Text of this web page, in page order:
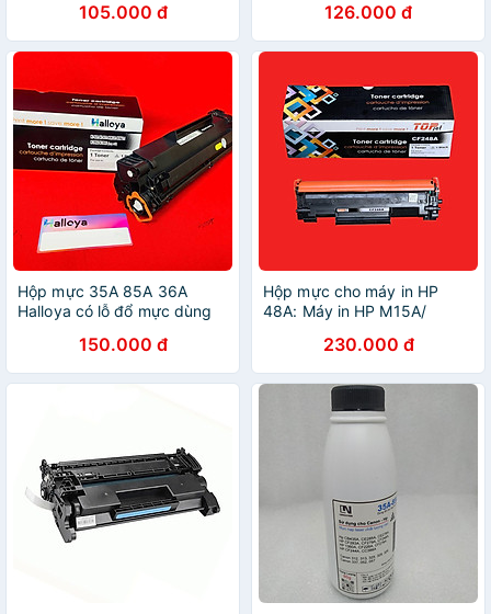
P1005/P1006/P1505/P1102/P1102W,
Canon 6030/6030W - Hàng
nhập khẩu
105.000 đ 126.000 đ
Hộp mực 35A 85A 36A
Halloya có lỗ đổ mực dùng
1505 1522 1505 P1102
M1132 M1212 Canon 6030
MF3010 - Hàng Nhập Khẩu
150.000 đ
Hộp mực cho máy in HP
48A: Máy in HP M15A/
nhập khẩu230.000 đ